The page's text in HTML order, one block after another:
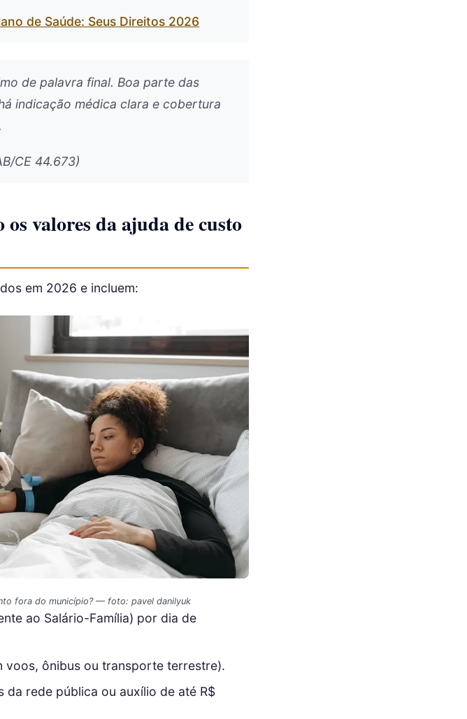
de Saúde: Seus Direitos 2026
de palavra final. Boa parte das
indicação médica clara e cobertura
CE 44.673)
valores da ajuda de custo
em 2026 e incluem:
fora do município? — foto: pavel danilyuk
ao Salário-Família) por dia de
voos, ônibus ou transporte terrestre).
da rede pública ou auxílio de até R$